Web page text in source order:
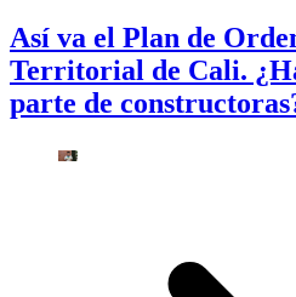
Así va el Plan de
Territorial de Cali.
parte de